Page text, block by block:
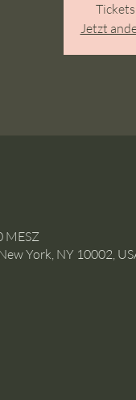
Jetzt
MESZ
York, NY 10002,